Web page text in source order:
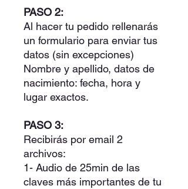
PASO 2:
Al hacer tu pedido rellenarás
un formulario para enviar tus
datos (sin excepciones)
Nombre y apellido, datos de
nacimiento: fecha, hora y
lugar exactos.
PASO 3:
Recibirás por email 2
archivos:
1- Audio de 25min de las
claves más importantes de tu